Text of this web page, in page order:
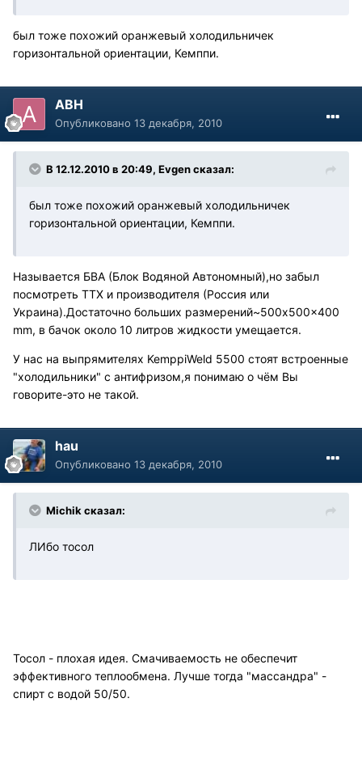
был тоже похожий оранжевый холодильничек
горизонтальной ориентации, Кемппи.
АВН
Опубликовано 13 декабря, 2010
В 12.12.2010 в 20:49, Evgen сказал:
был тоже похожий оранжевый холодильничек
горизонтальной ориентации, Кемппи.
Называется БВА (Блок Водяной Автономный),но забыл
посмотреть ТТХ и производителя (Россия или
Украина).Достаточно больших размерений~500x500x400
mm, в бачок около 10 литров жидкости умещается.
У нас на выпрямителях KemppiWeld 5500 стоят встроенные
"холодильники" с антифризом,я понимаю о чём Вы
говорите-это не такой.
hau
Опубликовано 13 декабря, 2010
Michik сказал:
ЛИбо тосол
Тосол - плохая идея. Смачиваемость не обеспечит
эффективного теплообмена. Лучше тогда "массандра" -
спирт с водой 50/50.